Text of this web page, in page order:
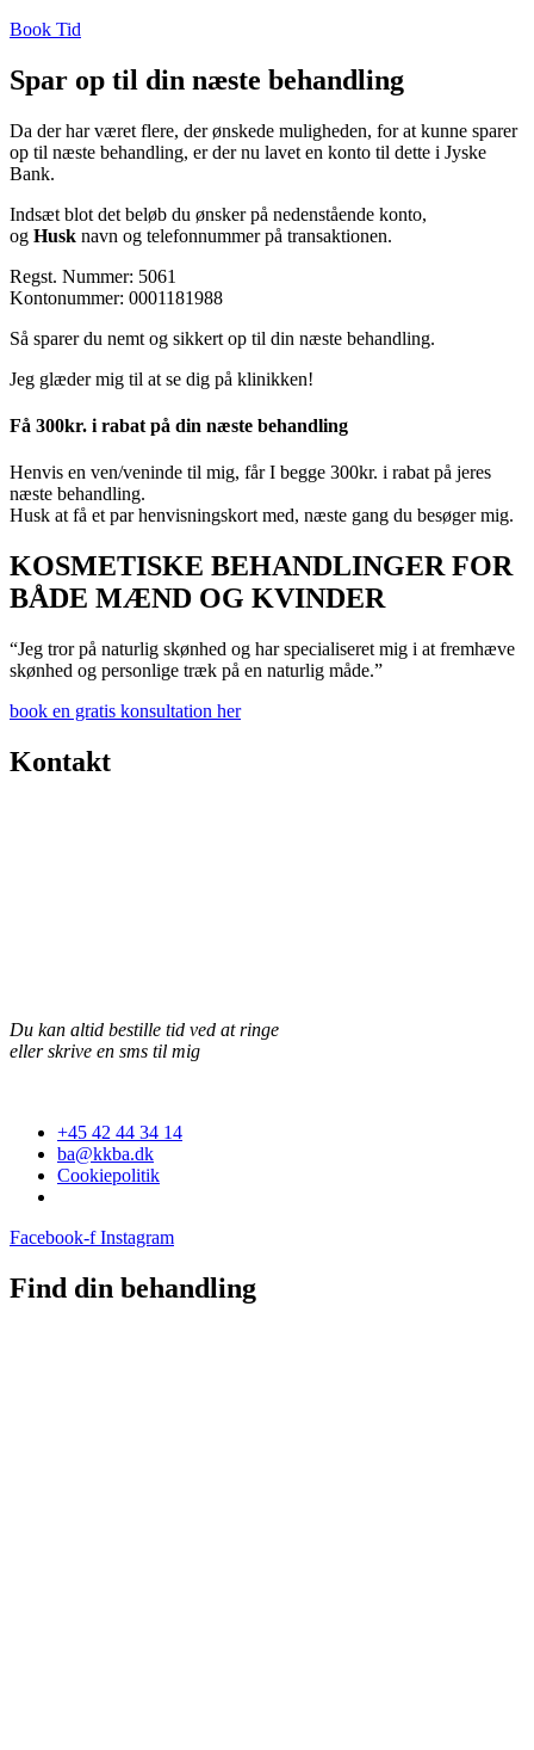
Book Tid
Spar op til din næste behandling
Da der har været flere, der ønskede muligheden, for at kunne sparer
op til næste behandling, er der nu lavet en konto til dette i Jyske
Bank.
Indsæt blot det beløb du ønsker på nedenstående konto,
og Husk navn og telefonnummer på transaktionen.
Regst. Nummer: 5061
Kontonummer: 0001181988
Så sparer du nemt og sikkert op til din næste behandling.
Jeg glæder mig til at se dig på klinikken!
Få 300kr. i rabat på din næste behandling
Henvis en ven/veninde til mig, får I begge 300kr. i rabat på jeres
næste behandling.
Husk at få et par henvisningskort med, næste gang du besøger mig.
KOSMETISKE BEHANDLINGER FOR
BÅDE MÆND OG KVINDER
“Jeg tror på naturlig skønhed og har specialiseret mig i at fremhæve
skønhed og personlige træk på en naturlig måde.”
book en gratis konsultation her
Kontakt
Du kan altid bestille tid ved at ringe
eller skrive en sms til mig
+45 42 44 34 14
ba@kkba.dk
Cookiepolitik
Facebook-f Instagram
Find din behandling